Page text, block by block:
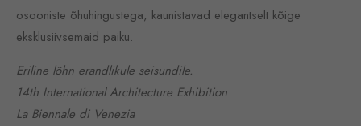
osooniste õhuhingustega, kaunistavad elegantselt kõige
eksklusiivsemaid paiku.
Eriline lõhn erandlikule seisundile.
14th International Architecture Exhibition
La Biennale di Venezia